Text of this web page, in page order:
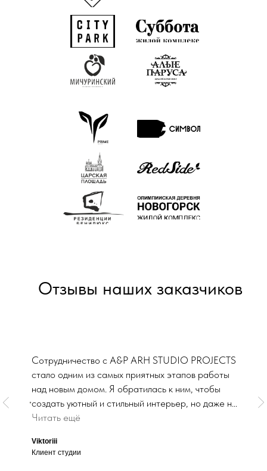
Отзывы наших заказчиков
Сотрудничество с A&P ARH STUDIO PROJECTS
стало одним из самых приятных этапов работы
над новым домом. Я обратилась к ним, чтобы
создать уютный и стильный интерьер, но даже не
ожидала, насколько уникальным получится
вдохновившись проектами из их галереи работ
https://studio-arh.ru/gallery
Читать ещё
Viktoriii
Клиент студии